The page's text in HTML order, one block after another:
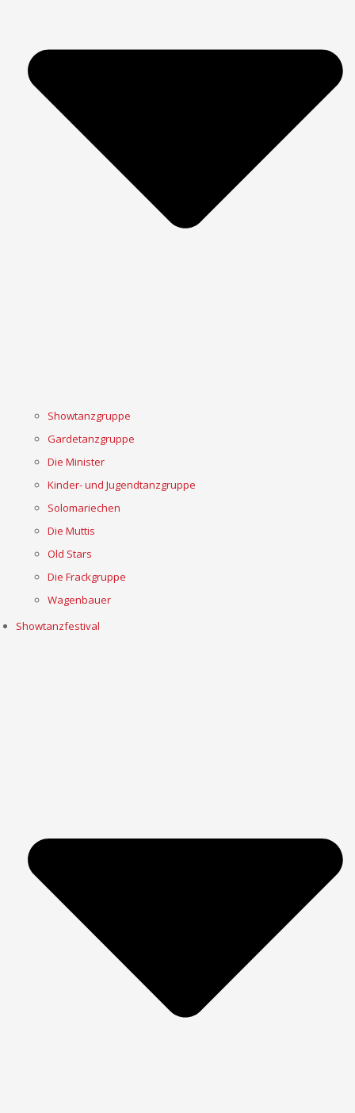
Showtanzgruppe
Gardetanzgruppe
Die Minister
Kinder- und Jugendtanzgruppe
Solomariechen
Die Muttis
Old Stars
Die Frackgruppe
Wagenbauer
Showtanzfestival